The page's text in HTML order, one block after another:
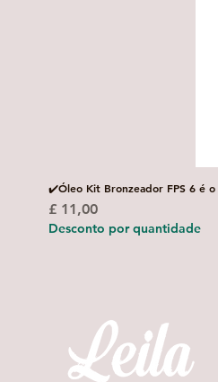
✔️Óleo Kit Bronzeador FPS 6 é
Preço
£ 11,00
Desconto por quantidade